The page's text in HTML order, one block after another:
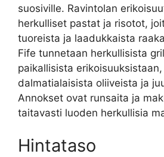
suosiville. Ravintolan
herkulliset pastat ja risotot,
tuoreista ja laadukkaista
Fife tunnetaan herkullisista
paikallisista
dalmatialaisista oliiveista ja
Annokset ovat runsaita ja
taitavasti luoden herkullisia
Hintataso